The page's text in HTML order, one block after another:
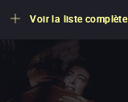
Voir la liste complète